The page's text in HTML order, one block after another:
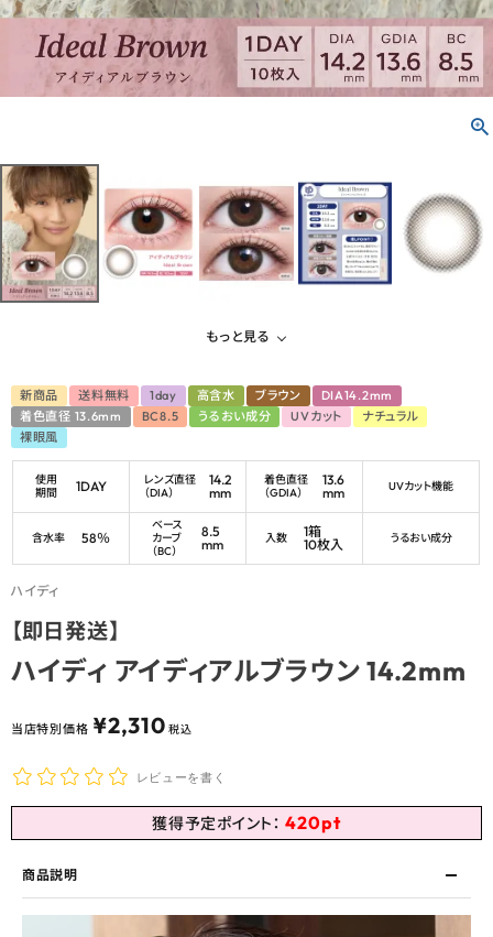
お問い合わせ
よくあるご質問
もっと見る
新商品 送料無料 1day 高含水 ブラウン
DIA14.2mm
着色直径 13.6mm
BC8.5 うるおい成分 UVカット
ナチュラル
裸眼風
使用
期間
1DAY
レンズ直径
（DIA）
14.2
mm
着色直径
（GDIA）
13.6
mm
UVカット機能
含水率 58％
ベース
カーブ
（BC）
8.5
mm
入数
1箱
10枚入
うるおい成分
ハイディ
【即日発送】
ハイディ アイディアルブラウン 14.2mm
当店特別価格 ¥2,310 税込
レビューを書く
獲得予定ポイント： 420pt
商品説明